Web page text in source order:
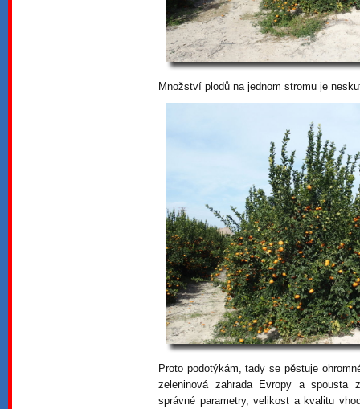
Množství plodů na jednom stromu je
Proto podotýkám, tady se pěstuje
zeleninová zahrada Evropy a spousta
správné parametry, velikost a kvalitu